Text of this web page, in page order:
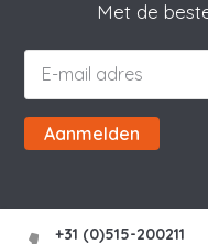
Met de
Aanmelden
+31 (0)515-200211